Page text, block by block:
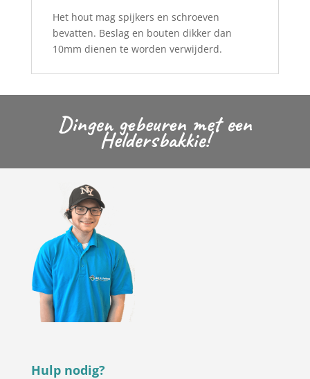
Het hout mag spijkers en schroeven
bevatten. Beslag en bouten dikker dan
10mm dienen te worden verwijderd.
Dingen gebeuren met een
Heldersbakkie!
Hulp nodig?